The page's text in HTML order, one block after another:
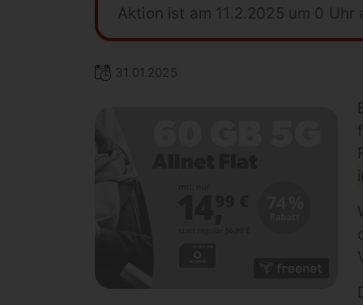
Aktion ist am 11.2.2025 um 0 Uhr
31.01.2025